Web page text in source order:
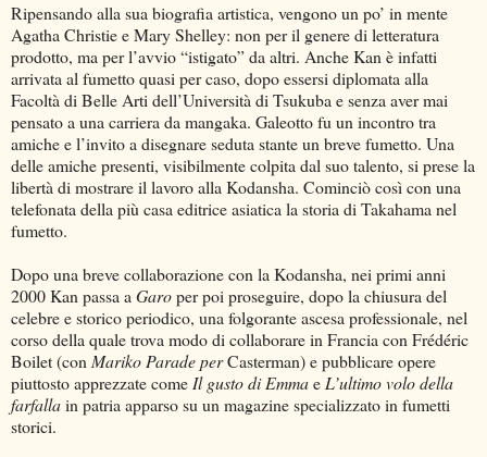
Ripensando alla sua biografia artistica, vengono un po’ in mente
Agatha Christie e Mary Shelley: non per il genere di letteratura
prodotto, ma per l’avvio “istigato” da altri. Anche Kan è infatti
arrivata al fumetto quasi per caso, dopo essersi diplomata alla
Facoltà di Belle Arti dell’Università di Tsukuba e senza aver mai
pensato a una carriera da mangaka. Galeotto fu un incontro tra
amiche e l’invito a disegnare seduta stante un breve fumetto. Una
delle amiche presenti, visibilmente colpita dal suo talento, si prese la
libertà di mostrare il lavoro alla Kodansha. Cominciò così con una
telefonata della più casa editrice asiatica la storia di Takahama nel
fumetto.
Dopo una breve collaborazione con la Kodansha, nei primi anni
2000 Kan passa aGaroper poi proseguire, dopo la chiusura del
celebre e storico periodico, una folgorante ascesa professionale, nel
corso della quale trova modo di collaborare in Francia con Frédéric
Boilet (conMariko Parade perCasterman) e pubblicare opere
piuttosto apprezzate comeIl gusto di EmmaeL’ultimo volo della
farfallain patria apparso su un magazine specializzato in fumetti
storici.